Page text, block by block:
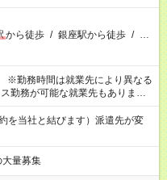
から徒歩 / 銀座駅から徒歩 / …
※勤務時間は就業先により異なる
い環境をつくるべく、 働き方
います。
を当社と結びます）派遣先が変
大量募集